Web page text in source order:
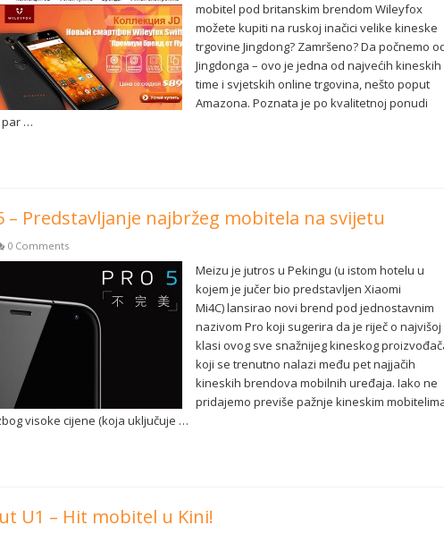
mobitel pod britanskim brendom Wileyfox
možete kupiti na ruskoj inačici velike kineske
trgovine Jingdong? Zamršeno? Da počnemo
Jingdonga – ovo je jedna od najvećih kineskih
time i svjetskih online trgovina, nešto poput
Amazona. Poznata je po kvalitetnoj ponudi
par …
– Predstavljanje najbržeg mobitela na svijetu
0 Comments
Meizu je jutros u Pekingu (u istom hotelu u
kojem je jučer bio predstavljen Xiaomi
Mi4C) lansirao novi brend pod jednostavnim
nazivom Pro koji sugerira da je riječ o najvišoj
klasi ovog sve snažnijeg kineskog
koji se trenutno nalazi među pet najjačih
kineskih brendova mobilnih uređaja. Iako ne
pridajemo previše pažnje kineskim
visoke cijene (koja uključuje …
U1 – Hit mobitel u Kini!